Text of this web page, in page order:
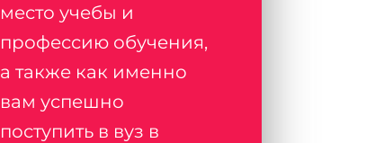
место учебы и
профессию обучения,
а также как именно
вам успешно
поступить в вуз в